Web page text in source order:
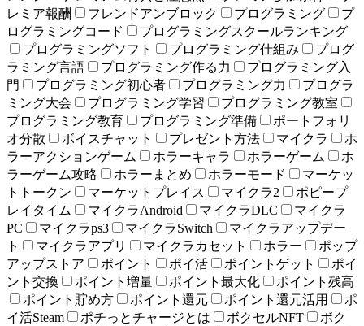
レミア報酬
フレンドアンブロック プログラミング
プ
ログラミングコード
プログラミングスクールランキング
プログラミングソフト
プログラミング仕組み
プログ
ラミング言語
プログラミング作る力
プログラミング入
門
プログラミング初心者 プログラミング力
プログラ
ミング大会
プログラミング学習
プログラミング教室
プログラミング教育
プログラミング準備
ポートフォリ
オ分散
ボイスチャット プレゼント方法 マイクラ
ホ
ラーアクションゲーム
ホラーキャラ ホラーゲーム
ホ
ラーゲーム攻略
ホラーまとめ ホラーモード
マーケッ
トトークン
マーケットプレイス マイクラ2
ポピープ
レイタイム
マイクラAndroid マイクラDLC
マイクラ
PC
マイクラps3 マイクラSwitch
マイクラアップデー
ト
マイクラアプリ マイクラカセット ホラー
ポップ
アップストア
ポイント ポイ活 ポイントゲット
ポイ
ント交換
ポイント増量 ポイント最大化
ポイント残高
ポイント貯め方
ポイント還元 ポイント還元活用
ポ
イ活Steam
ポチっとチャージとは ボクセルNFT
ボク